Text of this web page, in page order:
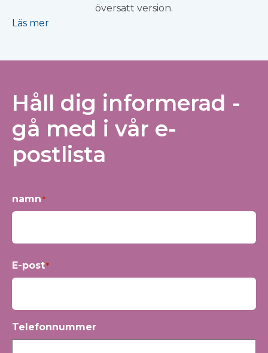
översatt version.
Läs mer
Håll dig informerad -
gå med i vår e-
postlista
namn*
E-post*
Telefonnummer